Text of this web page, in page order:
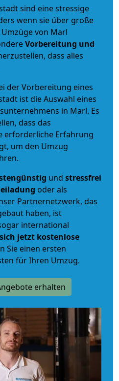
sind eine stressige
wenn sie über große
von Marl
Vorbereitung und
dass alles
der Vorbereitung eines
ist die Auswahl eines
in Marl. Es
dass das
erforderliche Erfahrung
um den Umzug
und stressfrei
oder als
Partnernetzwerk, das
haben, ist
international
jetzt kostenlose
Sie einen ersten
für Ihren Umzug.
erhalten